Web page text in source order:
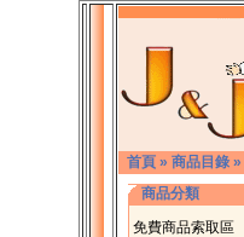
首頁 » 商品目錄 »
商品分類
免費商品索取區